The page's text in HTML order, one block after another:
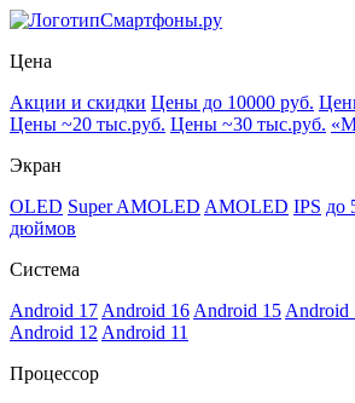
Смартфоны.ру
Цена
Акции и скидки Цены до 10000 руб.
Цены ~20 тыс.руб. Цены ~30 тыс.руб.
Экран
OLED Super AMOLED AMOLED IPS до
дюймов
Система
Android 17 Android 16 Android 15 Android
Android 12 Android 11
Процессор